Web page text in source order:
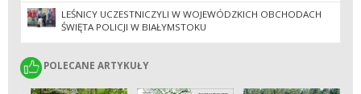
LEŚNICY UCZESTNICZYLI W WOJEWÓDZKICH OBCHODACH
ŚWIĘTA POLICJI W BIAŁYMSTOKU
POLECANE ARTYKUŁY
POLECANE ARTYKUŁY